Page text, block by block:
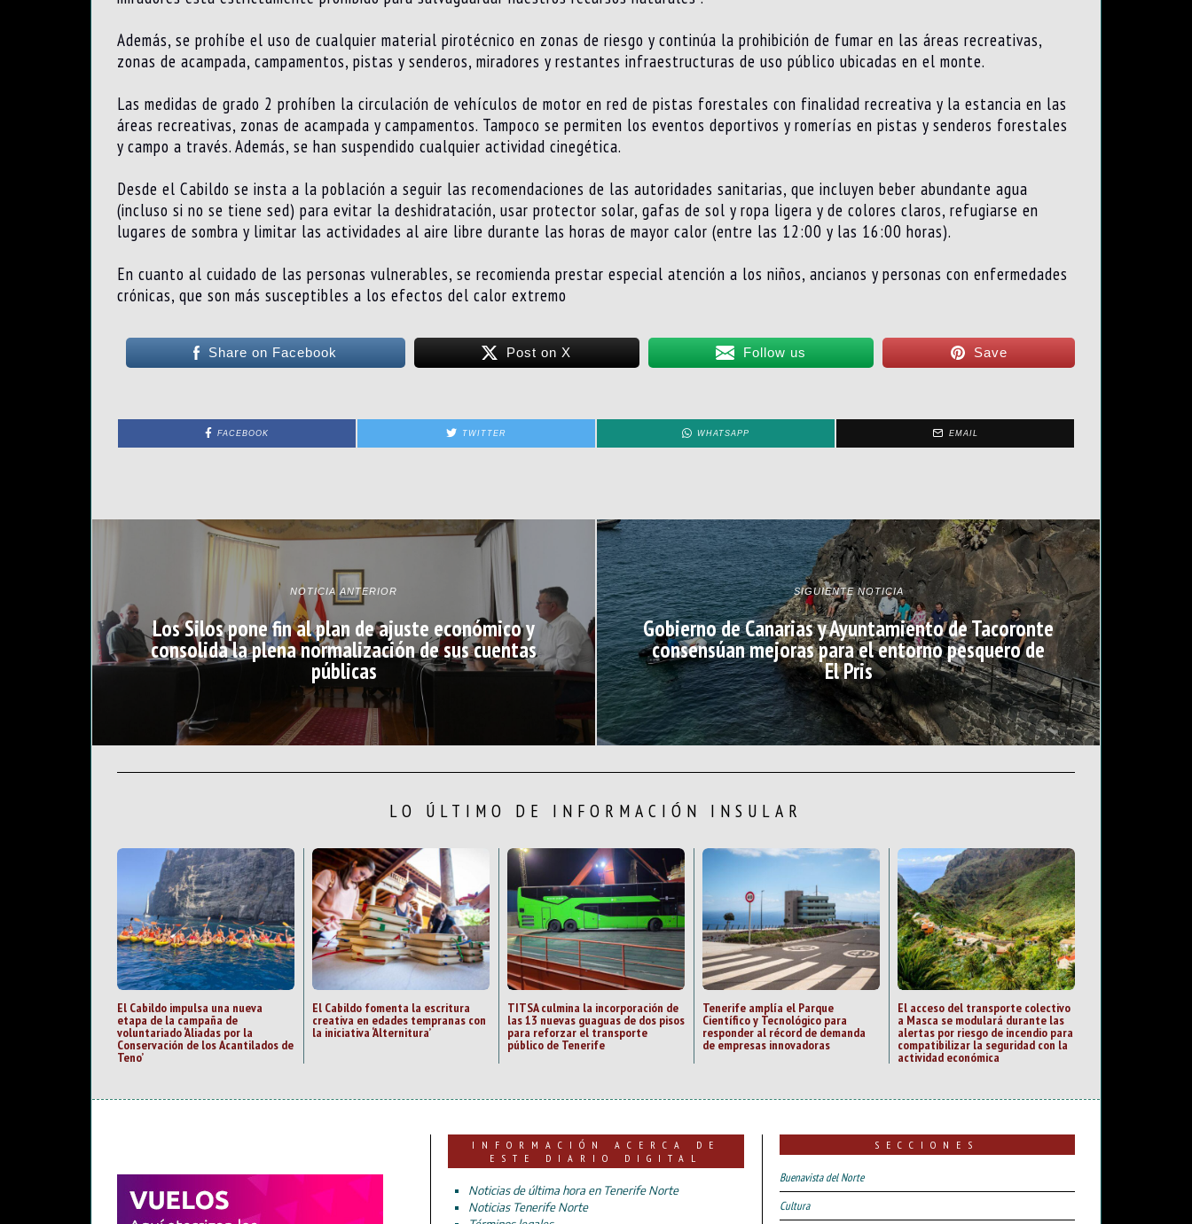
Además, se prohíbe el uso de cualquier material pirotécnico en zonas de riesgo y continúa la prohibición de fumar en las áreas recreativas,
zonas de acampada, campamentos, pistas y senderos, miradores y restantes infraestructuras de uso público ubicadas en el monte.
Las medidas de grado 2 prohíben la circulación de vehículos de motor en red de pistas forestales con finalidad recreativa y la estancia en las
áreas recreativas, zonas de acampada y campamentos. Tampoco se permiten los eventos deportivos y romerías en pistas y senderos forestales
y campo a través. Además, se han suspendido cualquier actividad cinegética.
Desde el Cabildo se insta a la población a seguir las recomendaciones de las autoridades sanitarias, que incluyen beber abundante agua
(incluso si no se tiene sed) para evitar la deshidratación, usar protector solar, gafas de sol y ropa ligera y de colores claros, refugiarse en
lugares de sombra y limitar las actividades al aire libre durante las horas de mayor calor (entre las 12:00 y las 16:00 horas).
En cuanto al cuidado de las personas vulnerables, se recomienda prestar especial atención a los niños, ancianos y personas con enfermedades
crónicas, que son más susceptibles a los efectos del calor extremo
Share on Facebook Post on X Follow us Save
FACEBOOK TWITTER WHATSAPP EMAIL
NOTICIA ANTERIOR
Los Silos pone fin al plan de ajuste económico y
consolida la plena normalización de sus cuentas
públicas
SIGUIENTE NOTICIA
Gobierno de Canarias y Ayuntamiento de Tacoronte
consensúan mejoras para el entorno pesquero de
El Pris
LO ÚLTIMO DE INFORMACIÓN INSULAR
El Cabildo impulsa una nueva
etapa de la campaña de
voluntariado ‘Aliadas por la
Conservación de los Acantilados de
Teno’
El Cabildo fomenta la escritura
creativa en edades tempranas con
la iniciativa ‘Alternitura’
TITSA culmina la incorporación de
las 13 nuevas guaguas de dos pisos
para reforzar el transporte
público de Tenerife
Tenerife amplía el Parque
Científico y Tecnológico para
responder al récord de demanda
de empresas innovadoras
El acceso del transporte colectivo
a Masca se modulará durante las
alertas por riesgo de incendio para
compatibilizar la seguridad con la
actividad económica
INFORMACIÓN ACERCA DE
ESTE DIARIO DIGITAL
Noticias de última hora en Tenerife Norte
Noticias Tenerife Norte
SECCIONES
Buenavista del Norte
Cultura